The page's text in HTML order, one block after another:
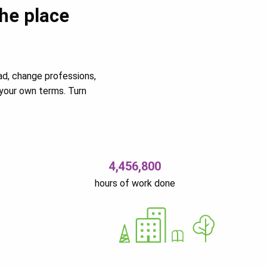
place
change professions,
own terms. Turn
4,456,800
hours of work done